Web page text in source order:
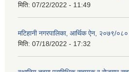
मिति: 07/22/2022 - 11:49
मटिहानी नगरपालिका, आर्थिक ऐन, २०७९/०८०
मिति: 07/18/2022 - 17:32